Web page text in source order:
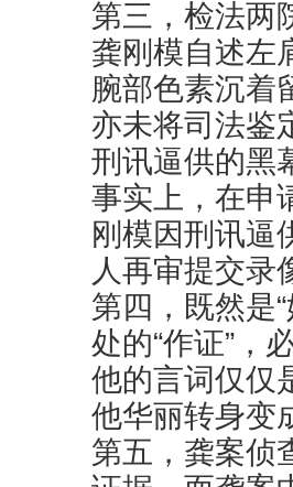
第三，检法两
龚刚模自述左
腕部色素沉着
亦未将司法鉴
刑讯逼供的黑
事实上，在申
刚模因刑讯逼
人再审提交录
第四，既然是
处的“作证”，
他的言词仅仅
他华丽转身变
第五，龚案侦